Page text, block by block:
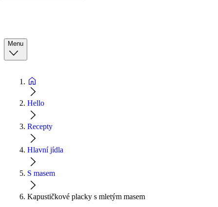
Menu
Hello
Recepty
Hlavní jídla
S masem
Kapustičkové placky s mletým masem